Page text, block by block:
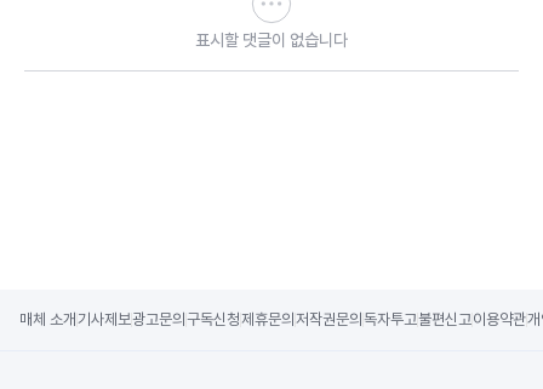
표시할 댓글이 없습니다
매체 소개 기사제보광고문의 구독신청제휴문의 저작권문의 독자투고불편신고이용약관